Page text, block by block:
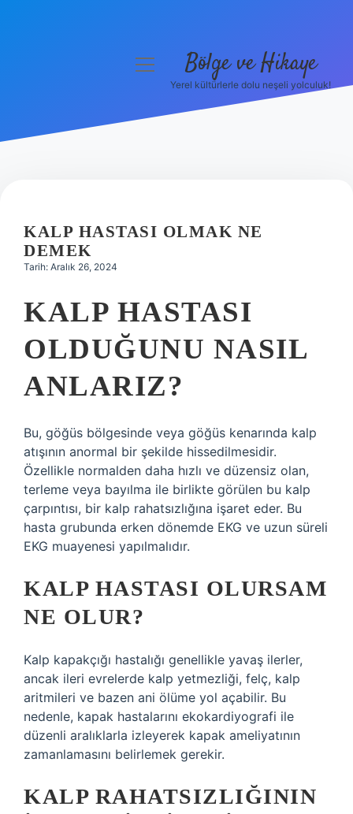
Hakkımızda
menüyü
Bölge ve Hikaye
Yerel kültürlerle dolu neşeli yolculuk!
KALP HASTASI OLMAK NE
DEMEK
Tarih: Aralık 26, 2024
KALP HASTASI
OLDUĞUNU NASIL
ANLARIZ?
Bu, göğüs bölgesinde veya göğüs kenarında kalp
atışının anormal bir şekilde hissedilmesidir.
Özellikle normalden daha hızlı ve düzensiz olan,
terleme veya bayılma ile birlikte görülen bu kalp
çarpıntısı, bir kalp rahatsızlığına işaret eder. Bu
hasta grubunda erken dönemde EKG ve uzun süreli
EKG muayenesi yapılmalıdır.
KALP HASTASI OLURSAM
NE OLUR?
Kalp kapakçığı hastalığı genellikle yavaş ilerler,
ancak ileri evrelerde kalp yetmezliği, felç, kalp
aritmileri ve bazen ani ölüme yol açabilir. Bu
nedenle, kapak hastalarını ekokardiyografi ile
düzenli aralıklarla izleyerek kapak ameliyatının
zamanlamasını belirlemek gerekir.
KALP RAHATSIZLIĞININ